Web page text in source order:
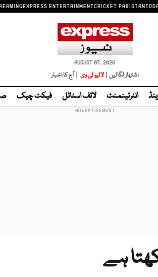
EXPRESS ENTERTAINMENTCRICKET PAKISTAN
AUGUST 07, 2026
اشتہار لگائیں | لائیو ٹی وی | آج کا اخبار
انٹرٹینمنٹ لائف اسٹائل فیکٹ چیک
ہے